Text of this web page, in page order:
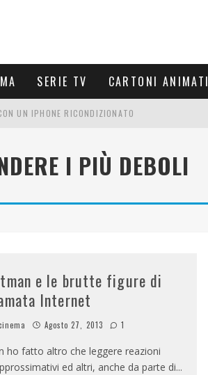
SERIE TV CARTONI ANIMATI
UN IPHONE RICONDIZIONATO
I PIÙ DEBOLI
e le brutte figure di
Internet
Agosto 27, 2013 1
ho fatto altro che leggere reazioni
ed altri, anche da parte di...